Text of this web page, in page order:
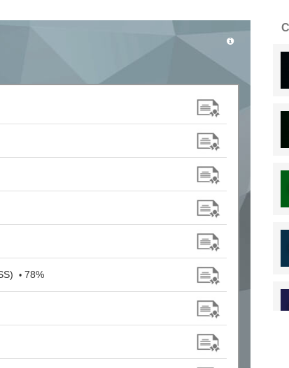
• 78%